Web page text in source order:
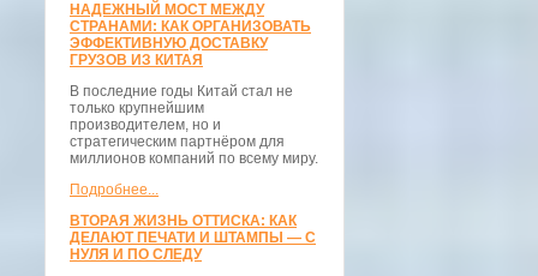
НАДЕЖНЫЙ МОСТ МЕЖДУ
СТРАНАМИ: КАК ОРГАНИЗОВАТЬ
ЭФФЕКТИВНУЮ ДОСТАВКУ
ГРУЗОВ ИЗ КИТАЯ
В последние годы Китай стал не
только крупнейшим
производителем, но и
стратегическим партнёром для
миллионов компаний по всему миру.
Подробнее...
ВТОРАЯ ЖИЗНЬ ОТТИСКА: КАК
ДЕЛАЮТ ПЕЧАТИ И ШТАМПЫ — С
НУЛЯ И ПО СЛЕДУ